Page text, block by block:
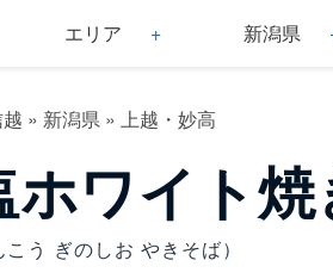
エリア 新潟県
» 新潟県» 上越・妙高
ホワイト
こう ぎのしお やきそば）